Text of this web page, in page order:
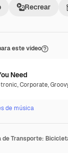
Recrear
este vídeo
Need
,Corporate,
de música